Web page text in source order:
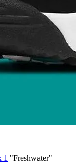
1 "Freshwater"